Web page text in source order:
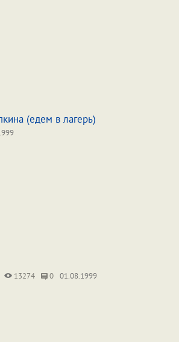
(едем в лагерь)
13274 0 01.08.1999